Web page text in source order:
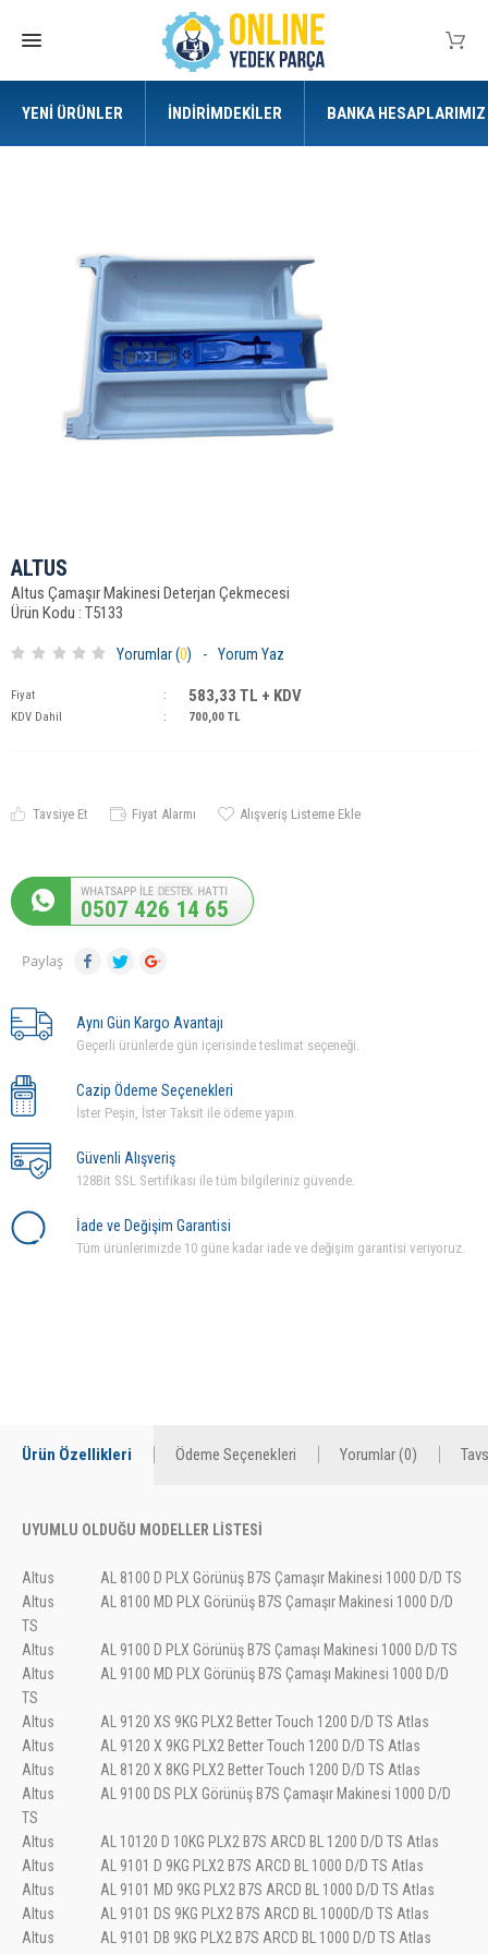
YENI ÜRÜNLER İNDIRIMDEKILER BANKA HESAPLARIMIZ
ALTUS
Altus Çamaşır Makinesi Deterjan Çekmecesi
Ürün Kodu : T5133
Yorumlar (0) - Yorum Yaz
Fiyat : 583,33 TL + KDV
KDV Dahil : 700,00 TL
Tavsiye Et Fiyat Alarmı Alışveriş Listeme Ekle
0507 426 14 65
Paylaş
Aynı Gün Kargo Avantajı
Geçerli ürünlerde gün içerisinde teslimat seçeneği.
Cazip Ödeme Seçenekleri
İster Peşin, İster Taksit ile ödeme yapın.
Güvenli Alışveriş
128Bit SSL Sertifikası ile tüm bilgileriniz güvende.
İade ve Değişim Garantisi
Tüm ürünlerimizde 10 güne kadar iade ve değişim garantisi veriyoruz.
Ürün Özellikleri Ödeme Seçenekleri Yorumlar (0)
UYUMLU OLDUĞU MODELLER LİSTESİ
Altus
AL 8100 D PLX Görünüş B7S Çamaşır Makinesi 1000 D/D TS
Altus
AL 8100 MD PLX Görünüş B7S Çamaşır Makinesi 1000 D/D
TS
Altus
AL 9100 D PLX Görünüş B7S Çamaşı Makinesi 1000 D/D TS
Altus
AL 9100 MD PLX Görünüş B7S Çamaşı Makinesi 1000 D/D
TS
Altus
AL 9120 XS 9KG PLX2 Better Touch 1200 D/D TS Atlas
Altus
AL 9120 X 9KG PLX2 Better Touch 1200 D/D TS Atlas
Altus
AL 8120 X 8KG PLX2 Better Touch 1200 D/D TS Atlas
Altus
AL 9100 DS PLX Görünüş B7S Çamaşır Makinesi 1000 D/D
TS
Altus
AL 10120 D 10KG PLX2 B7S ARCD BL 1200 D/D TS Atlas
Altus
AL 9101 D 9KG PLX2 B7S ARCD BL 1000 D/D TS Atlas
Altus
AL 9101 MD 9KG PLX2 B7S ARCD BL 1000 D/D TS Atlas
Altus
AL 9101 DS 9KG PLX2 B7S ARCD BL 1000D/D TS Atlas
Altus
AL 9101 DB 9KG PLX2 B7S ARCD BL 1000 D/D TS Atlas